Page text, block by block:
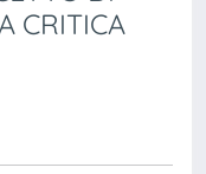
CRITICA